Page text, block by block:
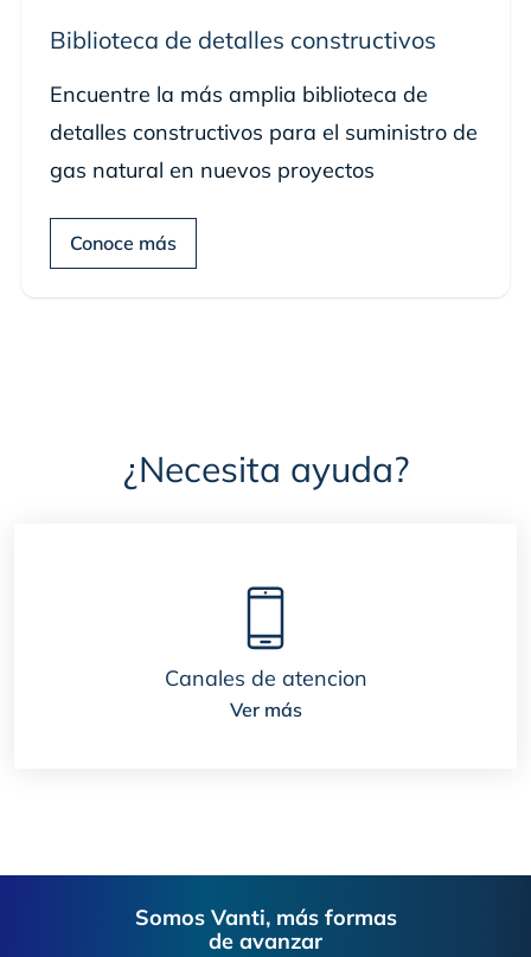
Biblioteca de detalles constructivos
Encuentre la más amplia biblioteca de
detalles constructivos para el suministro de
gas natural en nuevos proyectos
Conoce más
¿Necesita ayuda?
Canales de atencion
Ver más
Somos Vanti, más formas
de avanzar